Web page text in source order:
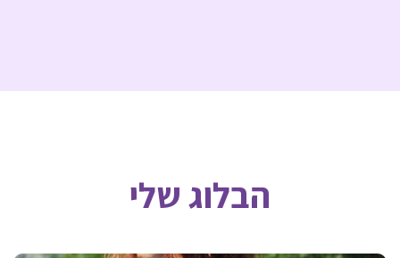
הבלוג שלי